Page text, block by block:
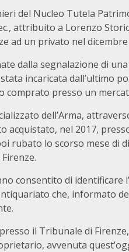
del Nucleo Tutela
attribuito a Lorenzo
ad un privato nel dicembre
dalla segnalazione di
incaricata dall’ultimo
comprato presso un
dell’Arma,
acquistato, nel 2017,
rubato lo scorso mese di
consentito di
che, informato
il Tribunale di
avvenuta